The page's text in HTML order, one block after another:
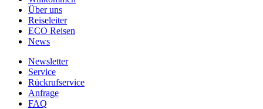
Über uns
Reiseleiter
ECO Reisen
News
Newsletter
Service
Rückrufservice
Anfrage
FAQ